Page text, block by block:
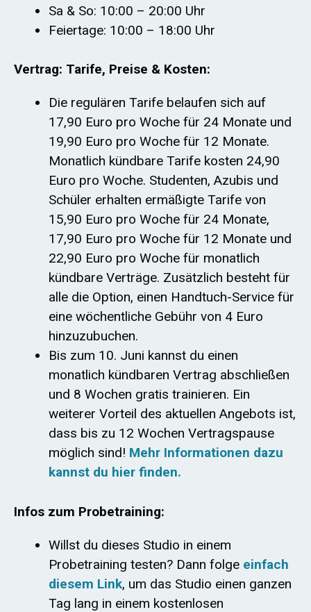
Sa & So: 10:00 – 20:00 Uhr
Feiertage: 10:00 – 18:00 Uhr
Vertrag: Tarife, Preise & Kosten:
Die regulären Tarife belaufen sich auf
17,90 Euro pro Woche für 24 Monate und
19,90 Euro pro Woche für 12 Monate.
Monatlich kündbare Tarife kosten 24,90
Euro pro Woche. Studenten, Azubis und
Schüler erhalten ermäßigte Tarife von
15,90 Euro pro Woche für 24 Monate,
17,90 Euro pro Woche für 12 Monate und
22,90 Euro pro Woche für monatlich
kündbare Verträge. Zusätzlich besteht für
alle die Option, einen Handtuch-Service für
eine wöchentliche Gebühr von 4 Euro
hinzuzubuchen.
Bis zum 10. Juni kannst du einen
monatlich kündbaren Vertrag abschließen
und 8 Wochen gratis trainieren. Ein
weiterer Vorteil des aktuellen Angebots ist,
dass bis zu 12 Wochen Vertragspause
möglich sind! Mehr Informationen dazu
kannst du hier finden.
Infos zum Probetraining:
Willst du dieses Studio in einem
Probetraining testen? Dann folge einfach
diesem Link, um das Studio einen ganzen
Tag lang in einem kostenlosen